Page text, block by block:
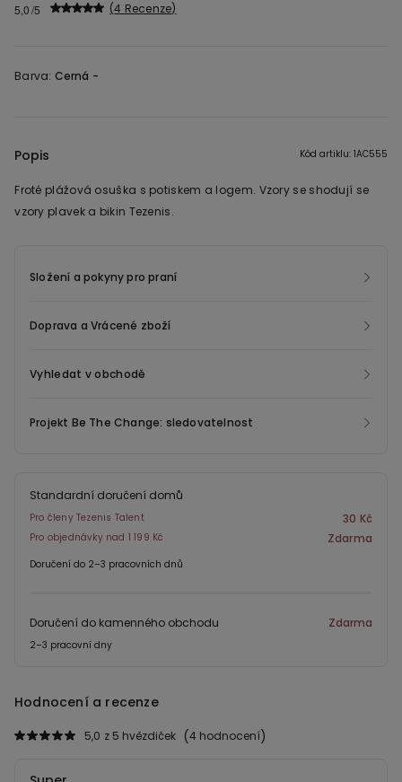
5,0 4 Recenze
Barva: Cerná -
Popis Kód artiklu: 1AC555
Froté plážová osuška s potiskem a logem. Vzory se shodují se
vzory plavek a bikin Tezenis.
Složení a pokyny pro praní
Doprava a Vrácené zboží
Vyhledat v obchodě
Projekt Be The Change: sledovatelnost
Standardní doručení domů
Pro členy Tezenis Talent 30 Kč
Pro objednávky nad 1 199 Kč Zdarma
Doručení do 2–3 pracovních dnů
Doručení do kamenného obchodu Zdarma
2–3 pracovní dny
Hodnocení a recenze
4 hodnocení
5,0 z 5 hvězdiček